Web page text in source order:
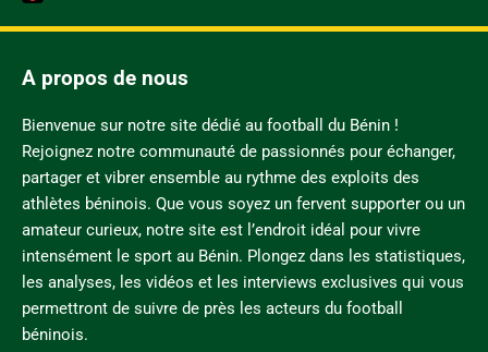
A propos de nous
Bienvenue sur notre site dédié au football du Bénin !
Rejoignez notre communauté de passionnés pour échanger,
partager et vibrer ensemble au rythme des exploits des
athlètes béninois. Que vous soyez un fervent supporter ou un
amateur curieux, notre site est l’endroit idéal pour vivre
intensément le sport au Bénin. Plongez dans les statistiques,
les analyses, les vidéos et les interviews exclusives qui vous
permettront de suivre de près les acteurs du football
béninois.